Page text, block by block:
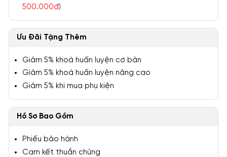
500.000đ)
Ưu Đãi Tặng Thêm
Giảm 5% khoá huấn luyện cơ bản
Giảm 5% khoá huấn luyện nâng cao
Giảm 5% khi mua phụ kiện
Hồ Sơ Bao Gồm
Phiếu bảo hành
Cam kết thuần chủng